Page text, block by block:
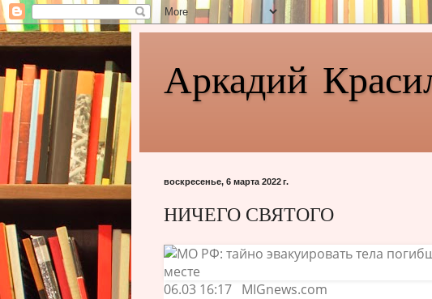
Аркадий
воскресенье, 6 марта 2022 г.
НИЧЕГО СВЯТОГО
06.03 16:17 MIGnews.com